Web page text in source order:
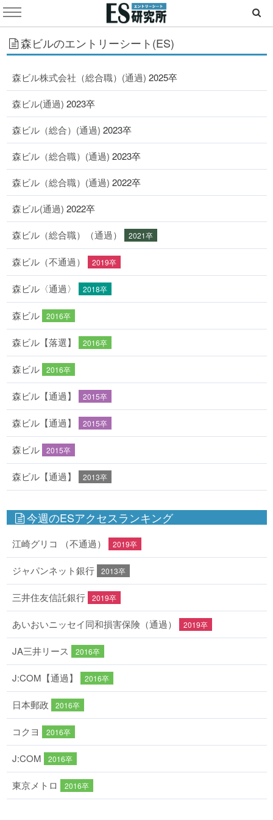
森ビルのエントリーシート(ES)
森ビル株式会社（総合職）(通過) 2025卒
森ビル(通過) 2023卒
森ビル（総合）(通過) 2023卒
森ビル（総合職）(通過) 2023卒
森ビル（総合職）(通過) 2022卒
森ビル(通過) 2022卒
森ビル（総合職）（通過） 2021卒
森ビル（不通過） 2019卒
森ビル〈通過〉 2018卒
森ビル 2016卒
森ビル【落選】 2016卒
森ビル 2016卒
森ビル【通過】 2015卒
森ビル【通過】 2015卒
森ビル 2015卒
森ビル【通過】 2013卒
今週のESアクセスランキング
江崎グリコ （不通過） 2019卒
ジャパンネット銀行 2013卒
三井住友信託銀行 2019卒
あいおいニッセイ同和損害保険（通過） 2019卒
JA三井リース 2016卒
J:COM【通過】 2016卒
日本郵政 2016卒
コクヨ 2016卒
J:COM 2016卒
東京メトロ 2016卒